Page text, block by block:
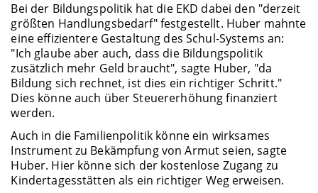
Bei der Bildungspolitik hat die EKD dabei den "derzeit
größten Handlungsbedarf" festgestellt. Huber mahnte
eine effizientere Gestaltung des Schul-Systems an:
"Ich glaube aber auch, dass die Bildungspolitik
zusätzlich mehr Geld braucht", sagte Huber, "da
Bildung sich rechnet, ist dies ein richtiger Schritt."
Dies könne auch über Steuererhöhung finanziert
werden.
Auch in die Familienpolitik könne ein wirksames
Instrument zu Bekämpfung von Armut seien, sagte
Huber. Hier könne sich der kostenlose Zugang zu
Kindertagesstätten als ein richtiger Weg erweisen.